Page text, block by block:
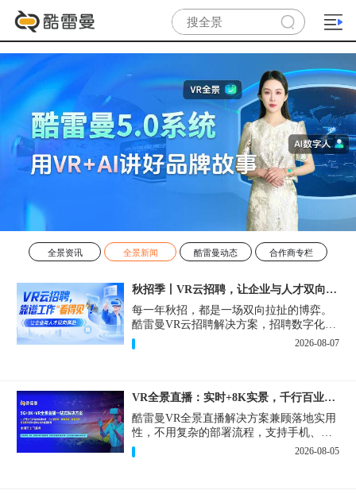
全景资讯 全景新闻 酷雷曼动态 合作商专栏
秋招季丨VR云招聘，让企业与人才双向奔赴！
每一年秋招，都是一场双向拉扯的博弈。
酷雷曼VR云招聘解决方案，招聘数字化的
实用工具，告别“信息博弈”，真正实现企
业与人才双向奔赴。
2026-08-07
VR全景直播：实时+8K实景，千行百业的数字化利器
酷雷曼VR全景直播解决方案兼顾落地实用
性，不用复杂的部署流程，支持手机、网
页多端访问，解决各行各业 “看得见、信
得过、降成本、提转化” 的实际难题。
2026-08-05